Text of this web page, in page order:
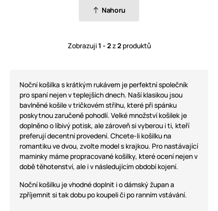
Nahoru
Zobrazuji1 - 2z2produktů
Noční košilka s krátkým rukávem je perfektní společník
pro spaní nejen v teplejších dnech. Naší klasikou jsou
bavlněné košile v tričkovém střihu, které při spánku
poskytnou zaručeně pohodlí. Velké množství košilek je
doplněno o líbivý potisk, ale zároveň si vyberou i ti, kteří
preferují decentní provedení. Chcete-li košilku na
romantiku ve dvou, zvolte model s krajkou. Pro nastávající
maminky máme propracované košilky, které ocení nejen v
době těhotenství, ale i v následujícím období kojení.
Noční košilku je vhodné doplnit i o dámský župan a
zpříjemnit si tak dobu po koupeli či po ranním vstávání.